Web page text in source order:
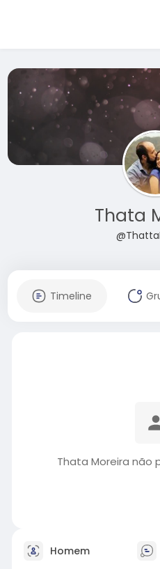
Thata
Timeline
Thata Moreira não
Homem